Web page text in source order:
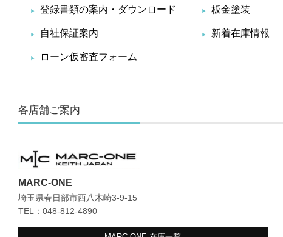
登録書類の案内・ダウンロード 板金塗装
自社保証案内 新着在庫情報
ローン仮審査フォーム
各店舗ご案内
MARC-ONE
埼玉県春日部市西八木崎3-9-15
TEL：048-812-4890